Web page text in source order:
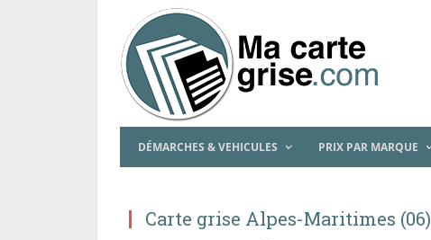
DÉMARCHES & VEHICULES PRIX PAR MARQUE
Carte grise Alpes-Maritimes (06)